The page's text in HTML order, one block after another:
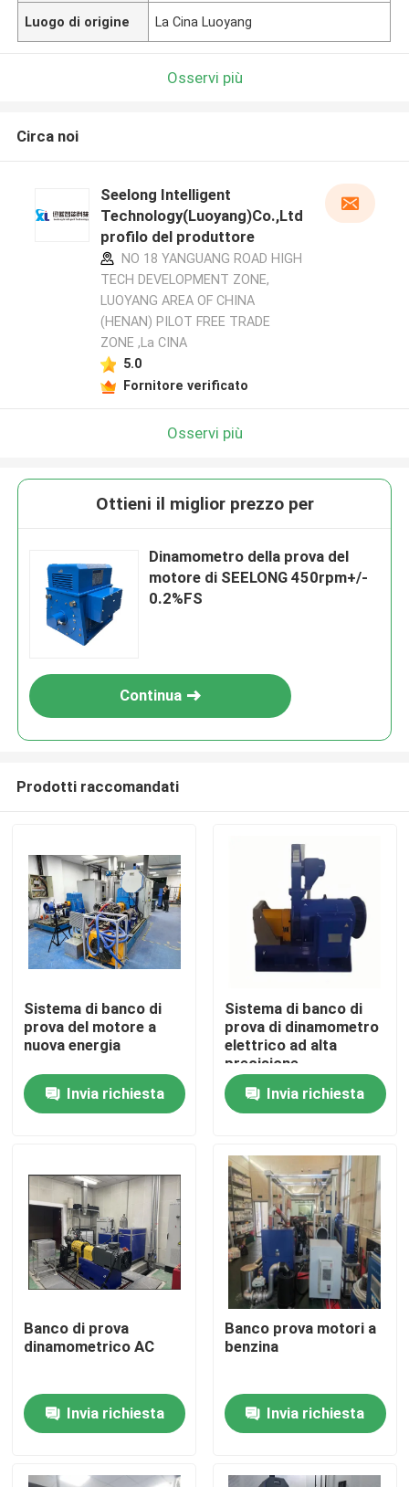
Casa.
Prodotti
Chi Siamo
Controllo della qualità
Contattaci
Dinamometro di coppia di torsione
Dinamometro ad alta velocità
Luogo di origine La Cina Luoyang
Osservi più
Circa noi
Seelong Intelligent
Technology(Luoyang)Co.,Ltd
profilo del produttore
NO 18 YANGUANG ROAD HIGH
TECH DEVELOPMENT ZONE,
LUOYANG AREA OF CHINA
(HENAN) PILOT FREE TRADE
ZONE ,La CINA
5.0
Fornitore verificato
Osservi più
Ottieni il miglior prezzo per
Dinamometro della prova del
motore di SEELONG 450rpm+/-
0.2%FS
Continua
Prodotti raccomandati
Sistema di banco di
prova del motore a
nuova energia
Invia richiesta
Sistema di banco di
prova di dinamometro
elettrico ad alta
precisione
Invia richiesta
Banco di prova
dinamometrico AC
Invia richiesta
Banco prova motori a
benzina
Invia richiesta